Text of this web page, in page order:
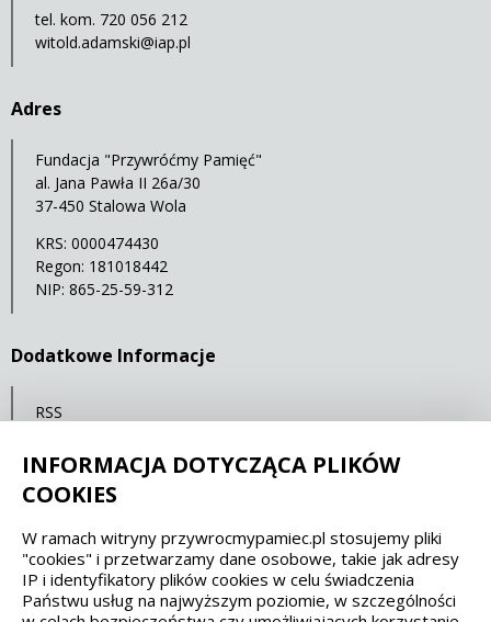
tel. kom. 720 056 212
witold.adamski@iap.pl
Adres
Fundacja "Przywróćmy Pamięć"
al. Jana Pawła II 26a/30
37-450 Stalowa Wola
KRS: 0000474430
Regon: 181018442
NIP: 865-25-59-312
Dodatkowe Informacje
RSS
Statystyki oglądalności
Spełniamy standardy dostępności oraz W3C
WCAG 2.1 SECTION 508 EAA/EN 301549
INFORMACJA DOTYCZĄCA PLIKÓW
COOKIES
W ramach witryny przywrocmypamiec.pl stosujemy pliki
"cookies" i przetwarzamy dane osobowe, takie jak adresy
IP i identyfikatory plików cookies w celu świadczenia
Państwu usług na najwyższym poziomie, w szczególności